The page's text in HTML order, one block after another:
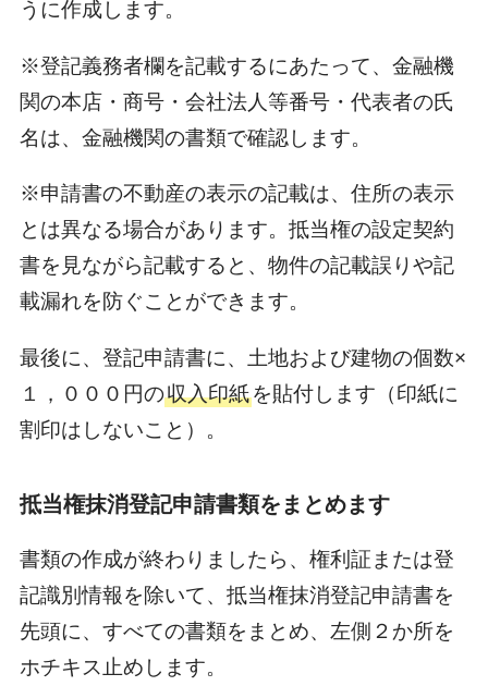
うに作成します。
※登記義務者欄を記載するにあたって、金融機
関の本店・商号・会社法人等番号・代表者の氏
名は、金融機関の書類で確認します。
※申請書の不動産の表示の記載は、住所の表示
とは異なる場合があります。抵当権の設定契約
書を見ながら記載すると、物件の記載誤りや記
載漏れを防ぐことができます。
最後に、登記申請書に、土地および建物の個数×
１，０００円の収入印紙を貼付します（印紙に
割印はしないこと）。
抵当権抹消登記申請書類をまとめます
書類の作成が終わりましたら、権利証または登
記識別情報を除いて、抵当権抹消登記申請書を
先頭に、すべての書類をまとめ、左側２か所を
ホチキス止めします。